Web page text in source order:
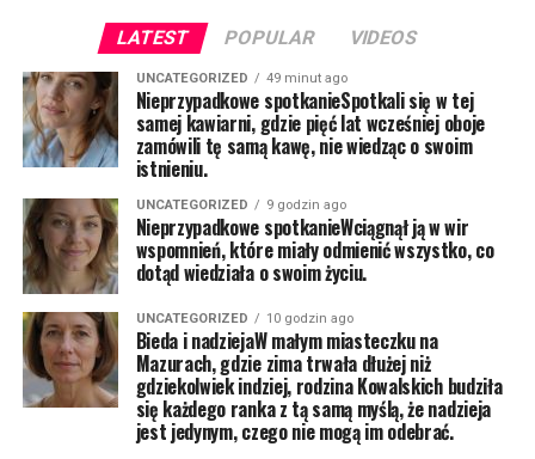
LATEST POPULAR VIDEOS
UNCATEGORIZED 49 minut ago
Nieprzypadkowe spotkanieSpotkali się w tej
samej kawiarni, gdzie pięć lat wcześniej oboje
zamówili tę samą kawę, nie wiedząc o swoim
istnieniu.
UNCATEGORIZED 9 godzin ago
Nieprzypadkowe spotkanieWciągnął ją w wir
wspomnień, które miały odmienić wszystko, co
dotąd wiedziała o swoim życiu.
UNCATEGORIZED 10 godzin ago
Bieda i nadziejaW małym miasteczku na
Mazurach, gdzie zima trwała dłużej niż
gdziekolwiek indziej, rodzina Kowalskich budziła
się każdego ranka z tą samą myślą, że nadzieja
jest jedynym, czego nie mogą im odebrać.